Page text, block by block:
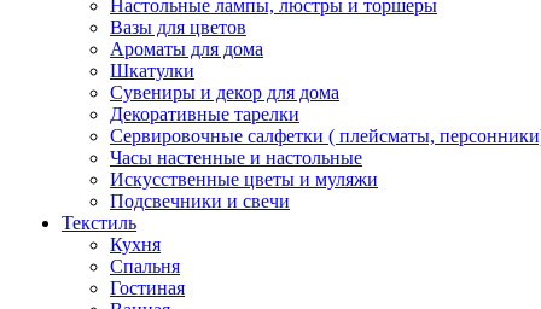
Настольные лампы, люстры и торшеры
Вазы для цветов
Ароматы для дома
Шкатулки
Сувениры и декор для дома
Декоративные тарелки
Сервировочные салфетки ( плейсматы,
Часы настенные и настольные
Искусственные цветы и муляжи
Подсвечники и свечи
Текстиль
Кухня
Спальня
Гостиная